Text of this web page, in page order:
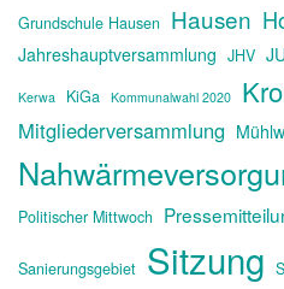
Grundschule Hausen Hausen
Jahreshauptversammlung JHV
Kerwa KiGa Kommunalwahl 2020
Mitgliederversammlung
Politischer Mittwoch
Sanierungsgebiet Sitzung